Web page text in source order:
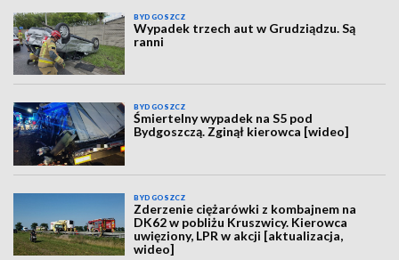
BYDGOSZCZ
Wypadek trzech aut w Grudziądzu. Są
ranni
BYDGOSZCZ
Śmiertelny wypadek na S5 pod
Bydgoszczą. Zginął kierowca [wideo]
BYDGOSZCZ
Zderzenie ciężarówki z kombajnem na
DK62 w pobliżu Kruszwicy. Kierowca
uwięziony, LPR w akcji [aktualizacja,
wideo]